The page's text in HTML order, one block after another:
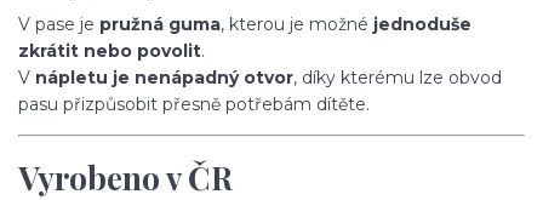
V pase je pružná guma, kterou je možné jednoduše
zkrátit nebo povolit.
V nápletu je nenápadný otvor, díky kterému lze obvod
pasu přizpůsobit přesně potřebám dítěte.
Vyrobeno v ČR